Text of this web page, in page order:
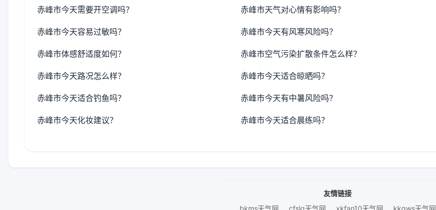
赤峰市今天需要开空调吗？ 赤峰市天气对心情有影响吗？
赤峰市今天容易过敏吗？ 赤峰市今天有风寒风险吗？
赤峰市体感舒适度如何？ 赤峰市空气污染扩散条件怎么样？
赤峰市今天路况怎么样？ 赤峰市今天适合晾晒吗？
赤峰市今天适合钓鱼吗？ 赤峰市今天有中暑风险吗？
赤峰市今天化妆建议？ 赤峰市今天适合晨练吗？
友情链接
bkms天气网
cfslq天气网 xkfan10天气网 kkqws天气网